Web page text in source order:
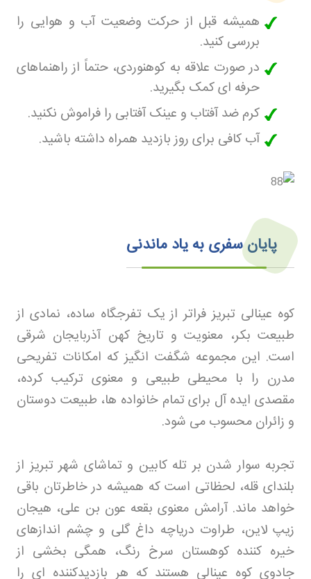
همیشه قبل از حرکت وضعیت آب و هوایی را
بررسی کنید.
در صورت علاقه به کوهنوردی، حتماً از راهنماهای
حرفه ای کمک بگیرید.
کرم ضد آفتاب و عینک آفتابی را فراموش نکنید.
آب کافی برای روز بازدید همراه داشته باشید.
پایان سفری به یاد ماندنی
کوه عینالی تبریز فراتر از یک تفرجگاه ساده، نمادی از
طبیعت بکر، معنویت و تاریخ کهن آذربایجان شرقی
است. این مجموعه شگفت انگیز که امکانات تفریحی
مدرن را با محیطی طبیعی و معنوی ترکیب کرده،
مقصدی ایده آل برای تمام خانواده ها، طبیعت دوستان
و زائران محسوب می شود.
تجربه سوار شدن بر تله کابین و تماشای شهر تبریز از
بلندای قله، لحظاتی است که همیشه در خاطرتان باقی
خواهد ماند. آرامش معنوی بقعه عون بن علی، هیجان
زیپ لاین، طراوت دریاچه داغ گلی و چشم اندازهای
خیره کننده کوهستان سرخ رنگ، همگی بخشی از
جادوی کوه عینالی هستند که هر بازدیدکننده ای را